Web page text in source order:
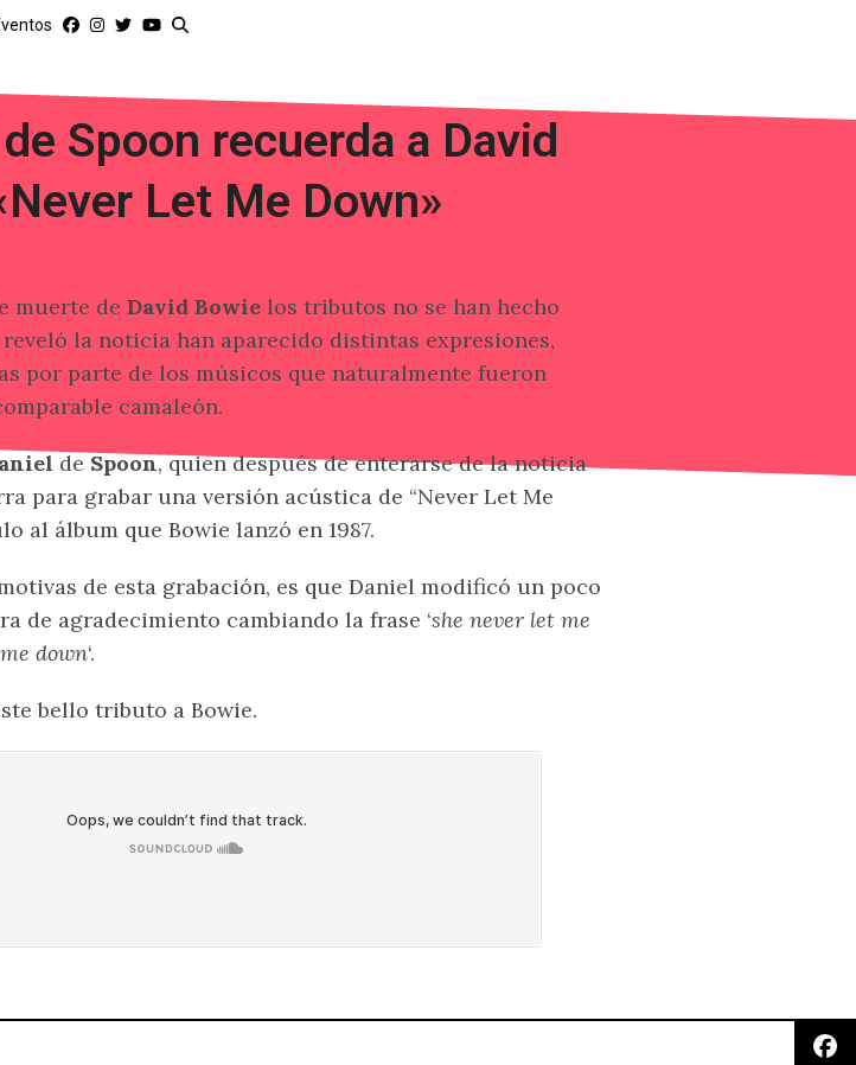
Spoon recuerda a David
Let Me Down»
muerte de David Bowie los tributos no se han hecho
reveló la noticia han aparecido distintas expresiones,
por parte de los músicos que naturalmente fueron
camaleón.
de Spoon, quien después de enterarse de la noticia
para grabar una versión acústica de “Never Let Me
al álbum que Bowie lanzó en 1987.
de esta grabación, es que Daniel modificó un poco
de agradecimiento cambiando la frase ‘she never let me
down‘.
bello tributo a Bowie.